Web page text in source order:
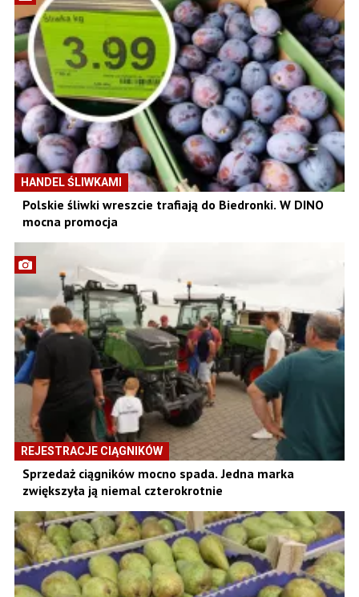
HANDEL ŚLIWKAMI
Polskie śliwki wreszcie trafiają do Biedronki. W DINO
mocna promocja
REJESTRACJE CIĄGNIKÓW
Sprzedaż ciągników mocno spada. Jedna marka
zwiększyła ją niemal czterokrotnie